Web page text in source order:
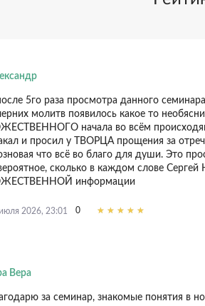
5го раза просмотра данного
молитв появилось какое то
начала во всём
и просил у ТВОРЦА прощения за
что всё во благо для души. Это
сколько в каждом слове Сергей
информации
2026, 23:01 0
Вера
за семинар, знакомые понятия в